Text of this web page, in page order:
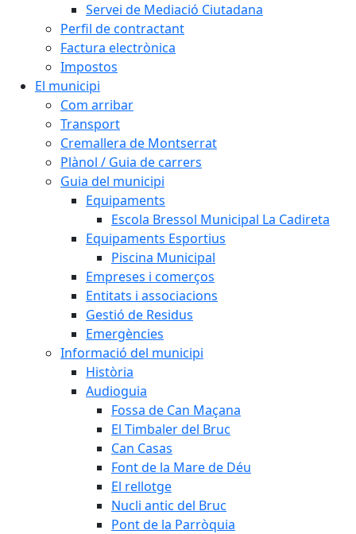
Servei de Mediació Ciutadana
Perfil de contractant
Factura electrònica
Impostos
El municipi
Com arribar
Transport
Cremallera de Montserrat
Plànol / Guia de carrers
Guia del municipi
Equipaments
Escola Bressol Municipal La Cadireta
Equipaments Esportius
Piscina Municipal
Empreses i comerços
Entitats i associacions
Gestió de Residus
Emergències
Informació del municipi
Història
Audioguia
Fossa de Can Maçana
El Timbaler del Bruc
Can Casas
Font de la Mare de Déu
El rellotge
Nucli antic del Bruc
Pont de la Parròquia